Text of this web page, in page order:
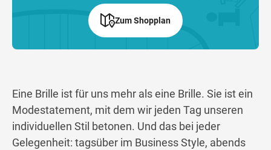
Eine Brille ist für uns mehr als eine Brille. Sie ist ein
Modestatement, mit dem wir jeden Tag unseren
individuellen Stil betonen. Und das bei jeder
Gelegenheit: tagsüber im Business Style, abends
Zum Shopplan